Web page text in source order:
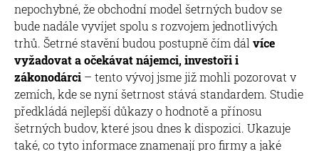
nepochybné, že obchodní model šetrných budov se
bude nadále vyvíjet spolu s rozvojem jednotlivých
trhů. Šetrné stavění budou postupně čím dál více
vyžadovat a očekávat nájemci, investoři i
zákonodárci – tento vývoj jsme již mohli pozorovat v
zemích, kde se nyní šetrnost stává standardem. Studie
předkládá nejlepší důkazy o hodnotě a přínosu
šetrných budov, které jsou dnes k dispozici. Ukazuje
také, co tyto informace znamenají pro firmy a jaké